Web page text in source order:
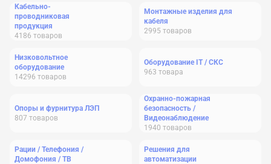
Кабельно-
проводниковая
продукция
4186 товаров
Монтажные изделия для
кабеля
2995 товаров
Низковольтное
оборудование
14296 товаров
Оборудование IT / СКС
963 товара
Опоры и фурнитура ЛЭП
807 товаров
Охранно-пожарная
безопасность /
Видеонаблюдение
1940 товаров
Рации / Телефония /
Домофония / ТВ
Решения для
автоматизации